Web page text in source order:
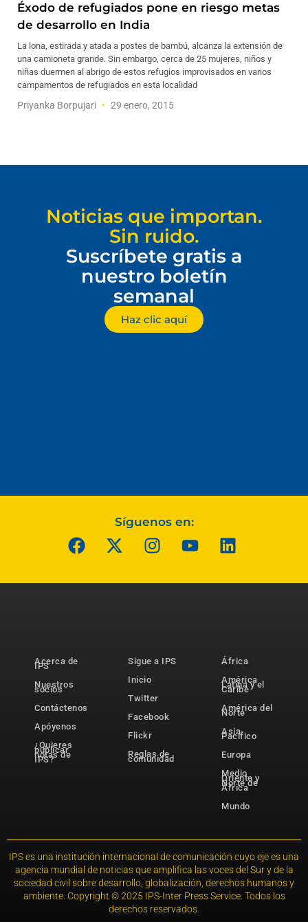
Éxodo de refugiados pone en riesgo metas
de desarrollo en India
La lona, estirada y atada a postes de bambú, alcanza la extensión de
una camioneta grande. Sin embargo, cerca de 25 mujeres, niños y
niñas duermen al abrigo de estos refugios improvisados en varios
campamentos de refugiados en esta localidad
Priyanka Borpujari 29 enero, 2015
Noticias que importan.
Sin ruido.
Suscríbete gratis a
nuestro boletín
semanal
Haz clic aquí
Síguenos en:
Acerca de
IPS
Nuestros
socios
Contáctenos
Apóyenos
¿Quieres
publicar
notas de
IPS?
Sigue a IPS
Inicio
Twitter
Facebook
Flickr
Reglas de
comunidad
África
América
Latina y el
Caribe
América del
Norte
Asia-
Pacífico
Europa
Medio
Oriente y
Norte de
África
Mundo
IPS es una institución internacional de comunicación cuyo eje es una
agencia mundial de noticias que amplifica las voces del Sur y de la
sociedad civil sobre desarrollo, globalización, derechos humanos y
ambiente. Copyright © 2025 IPS-Inter Press Service. Todos los
derechos reservados.